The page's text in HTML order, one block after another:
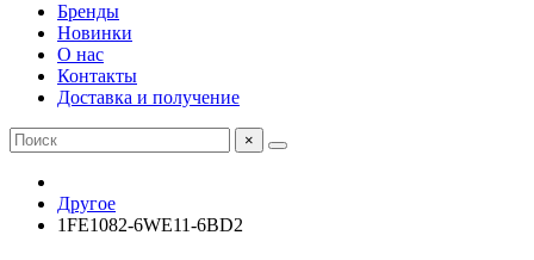
Бренды
Новинки
О нас
Контакты
Доставка и получение
×
Другое
1FE1082-6WE11-6BD2